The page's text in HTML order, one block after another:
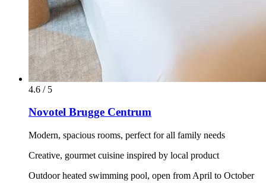
4.6 / 5
Novotel Brugge Centrum
Modern, spacious rooms, perfect for all family needs
Creative, gourmet cuisine inspired by local product
Outdoor heated swimming pool, open from April to October